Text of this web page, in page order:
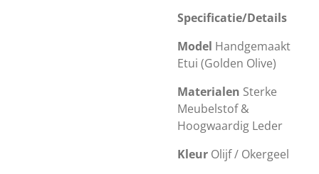
Specificatie/Details
Model Handgemaakt
Etui (Golden Olive)
Materialen Sterke
Meubelstof &
Hoogwaardig Leder
Kleur Olijf / Okergeel